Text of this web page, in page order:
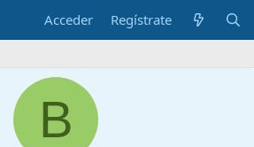
Acceder Regístrate
B